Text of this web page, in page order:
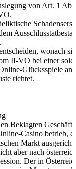
von Art. 1
wonach
II-VO bei einer
Glücksspiele
richtet.
Beklagten
Casino betrieb,
Markt
aber nach
Der in